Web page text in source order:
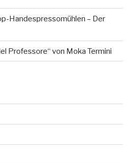
Handespressomühlen – Der
Professore“ von Moka Termini